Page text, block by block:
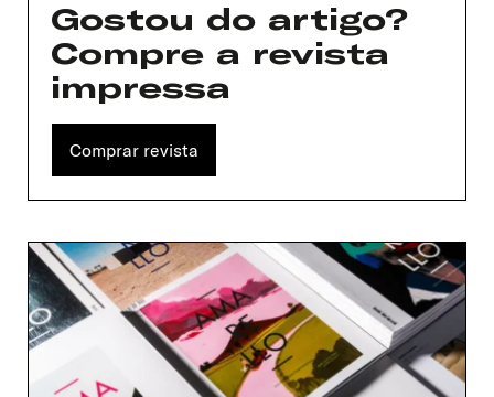
Gostou do artigo?
Compre a revista
impressa
Comprar revista
Nome de usuário ou endereço de e-
mail